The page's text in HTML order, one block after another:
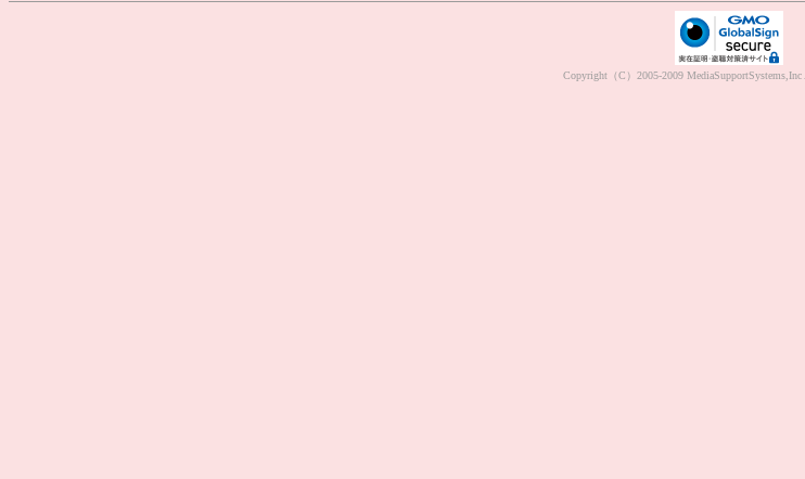
Copyright（C）2005-2009 MediaSupportSystems,Inc